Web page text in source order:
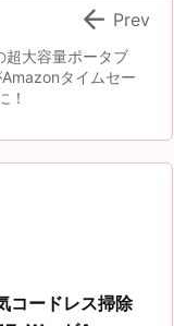
超大容量ポータブ
タイムセー
！
 Prev
コードレス掃除